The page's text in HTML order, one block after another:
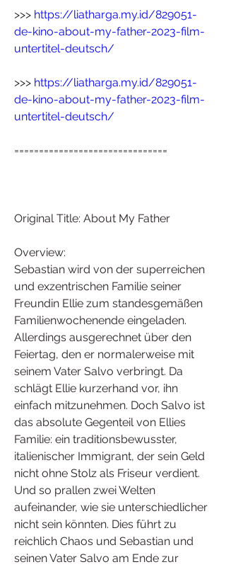
>>> https://liatharga.my.id/829051-
de-kino-about-my-father-2023-film-
untertitel-deutsch/
>>> https://liatharga.my.id/829051-
de-kino-about-my-father-2023-film-
untertitel-deutsch/
===============================
Original Title: About My Father
Overview:
Sebastian wird von der superreichen
und exzentrischen Familie seiner
Freundin Ellie zum standesgemäßen
Familienwochenende eingeladen.
Allerdings ausgerechnet über den
Feiertag, den er normalerweise mit
seinem Vater Salvo verbringt. Da
schlägt Ellie kurzerhand vor, ihn
einfach mitzunehmen. Doch Salvo ist
das absolute Gegenteil von Ellies
Familie: ein traditionsbewusster,
italienischer Immigrant, der sein Geld
nicht ohne Stolz als Friseur verdient.
Und so prallen zwei Welten
aufeinander, wie sie unterschiedlicher
nicht sein könnten. Dies führt zu
reichlich Chaos und Sebastian und
seinen Vater Salvo am Ende zur